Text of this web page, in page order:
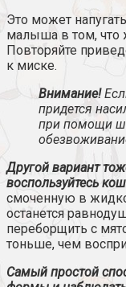
Это может
малыша в том, что
Повторяйте
к миске.
Внимание!
придется
при помощи
Другой вариант
воспользуйтесь
смоченную в
останется
переборщить с
тоньше, чем
Самый простой